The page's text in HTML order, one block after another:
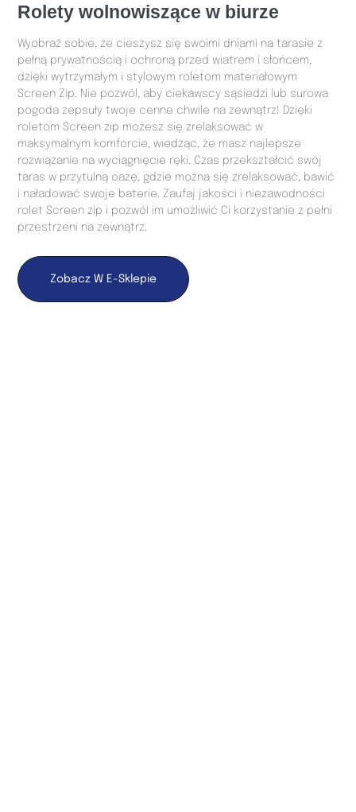
Rolety wolnowiszące w biurze
Wyobraź sobie, że cieszysz się swoimi dniami na tarasie z
pełną prywatnością i ochroną przed wiatrem i słońcem,
dzięki wytrzymałym i stylowym roletom materiałowym
Screen Zip. Nie pozwól, aby ciekawscy sąsiedzi lub surowa
pogoda zepsuły twoje cenne chwile na zewnątrz! Dzięki
roletom Screen zip możesz się zrelaksować w
maksymalnym komforcie, wiedząc, że masz najlepsze
rozwiązanie na wyciągnięcie ręki. Czas przekształcić swój
taras w przytulną oazę, gdzie można się zrelaksować, bawić
i naładować swoje baterie. Zaufaj jakości i niezawodności
rolet Screen zip i pozwól im umożliwić Ci korzystanie z pełni
przestrzeni na zewnątrz.
Zobacz W E-Sklepie